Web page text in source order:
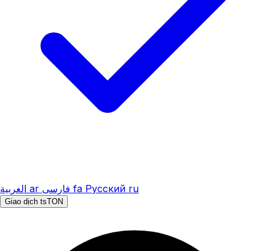
العربية ar فارسی fa Русский ru
Giao dịch tsTON